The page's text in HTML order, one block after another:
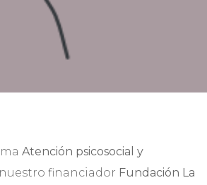
Atención psicosocial y
financiador Fundación La